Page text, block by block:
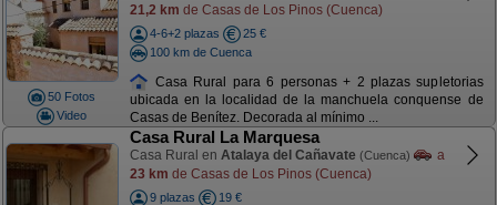
50 Fotos
Video
21,2 km de Casas de Los Pinos (Cuenca)
4-6+2 plazas
25 €
100 km de Cuenca
Casa Rural para 6 personas + 2 plazas supletorias
ubicada en la localidad de la manchuela conquense de
Casas de Benítez. Decorada al mínimo ...
Casa Rural La Marquesa
Casa Rural en Atalaya del Cañavate (Cuenca)
a
23 km de Casas de Los Pinos (Cuenca)
9 plazas
19 €